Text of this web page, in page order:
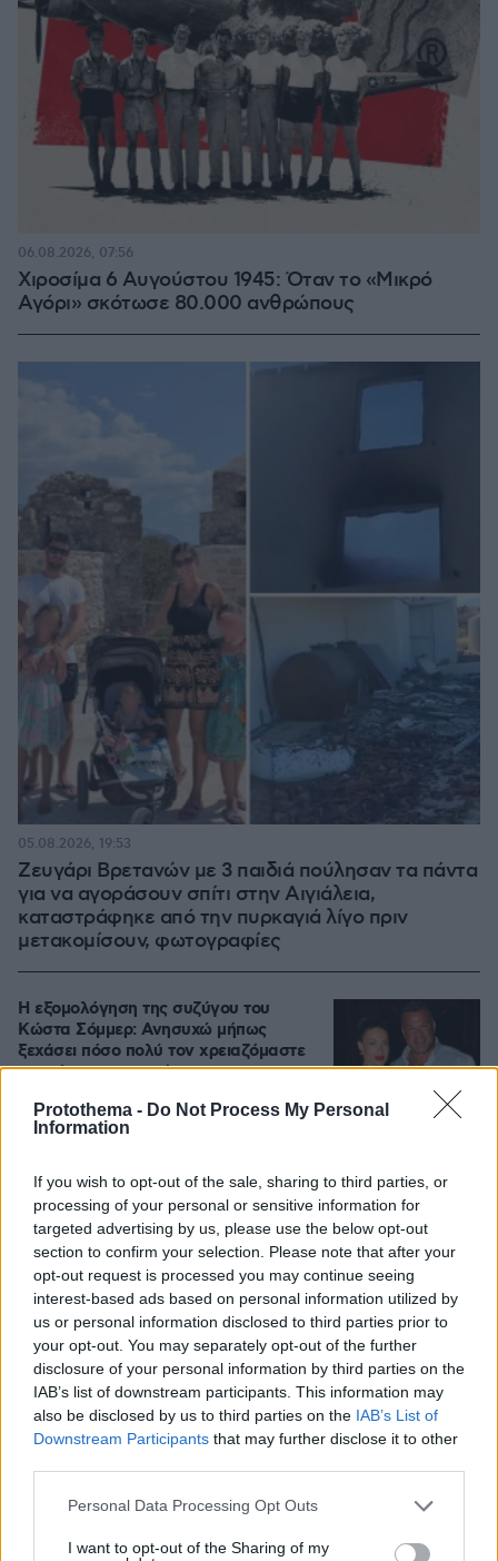
Protothema - Do Not Process My Personal
Information
If you wish to opt-out of the sale, sharing to third parties, or
processing of your personal or sensitive information for
targeted advertising by us, please use the below opt-out
section to confirm your selection. Please note that after your
opt-out request is processed you may continue seeing
interest-based ads based on personal information utilized by
us or personal information disclosed to third parties prior to
your opt-out. You may separately opt-out of the further
disclosure of your personal information by third parties on the
IAB’s list of downstream participants. This information may
also be disclosed by us to third parties on the IAB’s List of
Downstream Participants that may further disclose it to other
Please note that this website/app uses one or more Google
not limited to your visit or usage behaviour. You may click to
Personal Data Processing Opt Outs
I want to opt-out of the Sharing of my
Χιροσίμα 6 Αυγούστου 1945: Όταν το «Μικρό
Αγόρι» σκότωσε 80.000 ανθρώπους
06.08.2026, 07:56
Ζευγάρι Βρετανών με 3 παιδιά πούλησαν τα πάντα
για να αγοράσουν σπίτι στην Αιγιάλεια,
καταστράφηκε από την πυρκαγιά λίγο πριν
μετακομίσουν, φωτογραφίες
05.08.2026, 19:53
Η εξομολόγηση της συζύγου του
Κώστα Σόμμερ: Ανησυχώ μήπως
ξεχάσει πόσο πολύ τον χρειαζόμαστε
και πόσο τον αγαπάμε
05.08.2026, 20:15 22
Γιατί έβαλαν στο μάτι τα κοράλλια της
Μεσογείου: Το μπλόκο στη Σκόπελο, τα
κοσμήματα εκατομμυρίων και η
καταστροφή του «κόκκινου χρυσού»
06.08.2026, 07:25 8
Βίντεο: Ο Ήλιος όπως δεν τον έχουμε
ξαναδεί, οι πιο λεπτομερείς εικόνες
που έχουν καταγραφεί ποτέ
06.08.2026, 07:14 2